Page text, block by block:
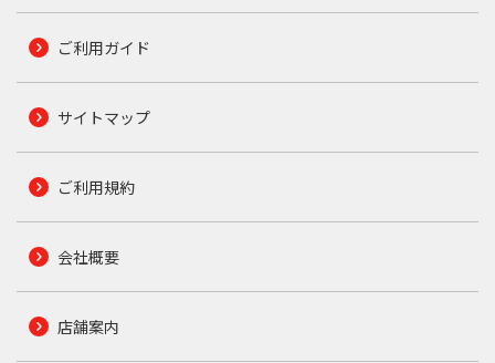
ご利用ガイド
サイトマップ
ご利用規約
会社概要
店舗案内